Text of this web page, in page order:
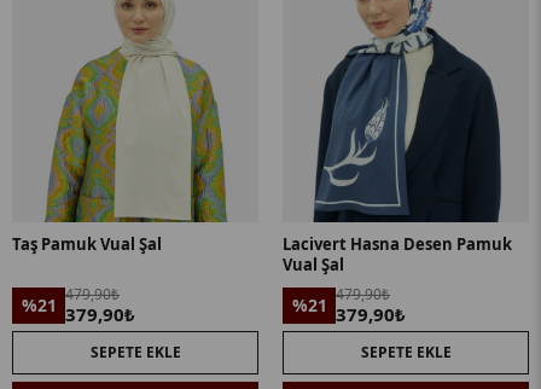
Taş Pamuk Vual Şal
%21 479,90₺
379,90₺
SEPETE EKLE
Lacivert Hasna Desen Pamuk
Vual Şal
%21 479,90₺
379,90₺
SEPETE EKLE